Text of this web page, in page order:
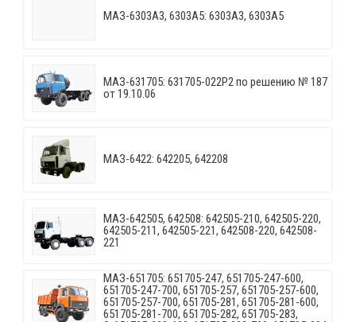
МАЗ-6303A3, 6303A5: 6303A3, 6303A5
МАЗ-631705: 631705-022P2 по решению № 187
от 19.10.06
МАЗ-6422: 642205, 642208
МАЗ-642505, 642508: 642505-210, 642505-220,
642505-211, 642505-221, 642508-220, 642508-
221
МАЗ-651705: 651705-247, 651705-247-600,
651705-247-700, 651705-257, 651705-257-600,
651705-257-700, 651705-281, 651705-281-600,
651705-281-700, 651705-282, 651705-283,